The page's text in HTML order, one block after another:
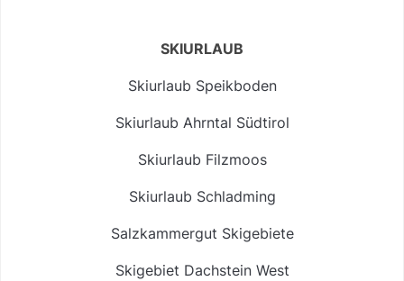
SKIURLAUB
Skiurlaub Speikboden
Skiurlaub Ahrntal Südtirol
Skiurlaub Filzmoos
Skiurlaub Schladming
Salzkammergut Skigebiete
Skigebiet Dachstein West